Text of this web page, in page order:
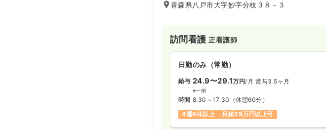
青森県八戸市大字妙字分枝３８－３
訪問看護正看護師
日勤のみ（常勤）
給与 24.9〜29.1万円/月 賞与3.5ヶ月
※一例
時間 8:30～17:30 （休憩60分）
4週8休以上
月給29万円以上可